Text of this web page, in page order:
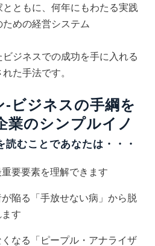
ともに、何年にもわたる実践
めの経営システム
ジネスでの成功を手に入れる
た手法です。
-ビジネスの手綱を
業のシンプルイノ
読むことであなたは・・・
要要素を理解できます
陥る「手放せない病」から脱
す
なる「ピープル・アナライザ